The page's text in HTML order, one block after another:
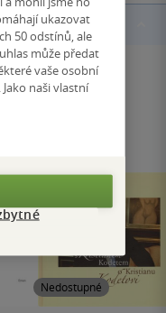
Nedostupné
ukazovat
50 odstínů, ale
může předat
vaše osobní
naši vlastní